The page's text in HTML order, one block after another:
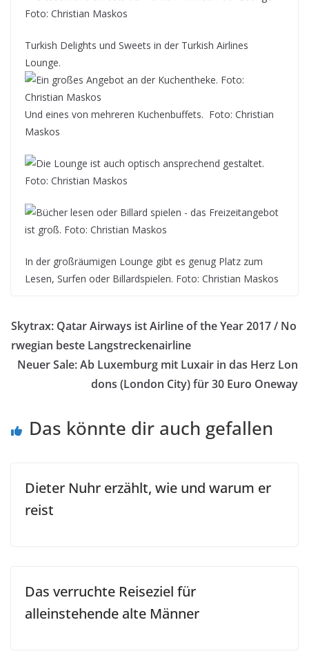
Turkish Delights und Sweets in der Turkish Airlines
Lounge.
Und eines von mehreren Kuchenbuffets. Foto: Christian
Maskos
In der großräumigen Lounge gibt es genug Platz zum
Lesen, Surfen oder Billardspielen. Foto: Christian Maskos
Skytrax: Qatar Airways ist Airline of the Year 2017 / No
rwegian beste Langstreckenairline
Neuer Sale: Ab Luxemburg mit Luxair in das Herz Lon
dons (London City) für 30 Euro Oneway
Das könnte dir auch gefallen
Dieter Nuhr erzählt, wie und warum er
reist
Das verruchte Reiseziel für
alleinstehende alte Männer